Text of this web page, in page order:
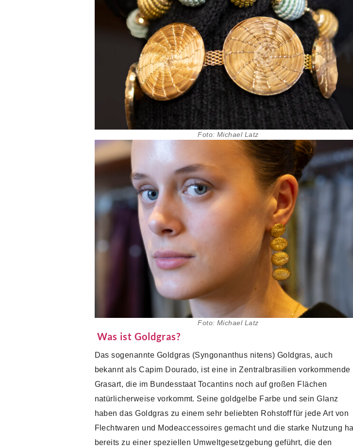
Foto: Michael Latz
Foto: Michael Latz
Was ist Goldgras?
Das sogenannte Goldgras (Syngonanthus nitens) Goldgras, auch
bekannt als Capim Dourado, ist eine in Zentralbrasilien vorkommende
Grasart, die im Bundesstaat Tocantins noch auf großen Flächen
natürlicherweise vorkommt. Seine goldgelbe Farbe und sein Glanz
haben das Goldgras zu einem sehr beliebten Rohstoff für jede Art von
Flechtwaren und Modeaccessoires gemacht und die starke Nutzung
bereits zu einer speziellen Umweltgesetzgebung geführt, die den